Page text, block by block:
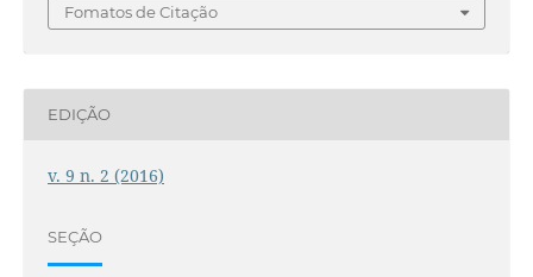
Fomatos de Citação
EDIÇÃO
v. 9 n. 2 (2016)
SEÇÃO